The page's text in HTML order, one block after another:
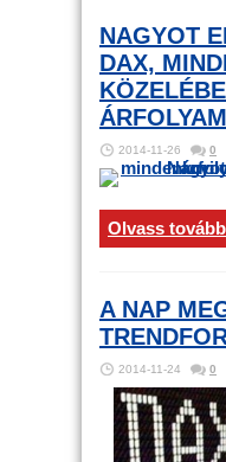
NAGYOT
DAX,
2014-11-26 0
Olvass
A NAP
2014-11-24 0